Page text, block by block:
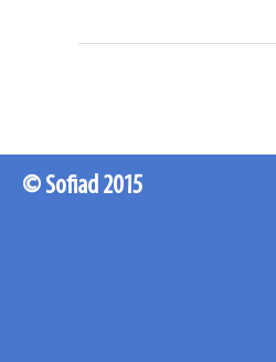
© Sofiad 2015